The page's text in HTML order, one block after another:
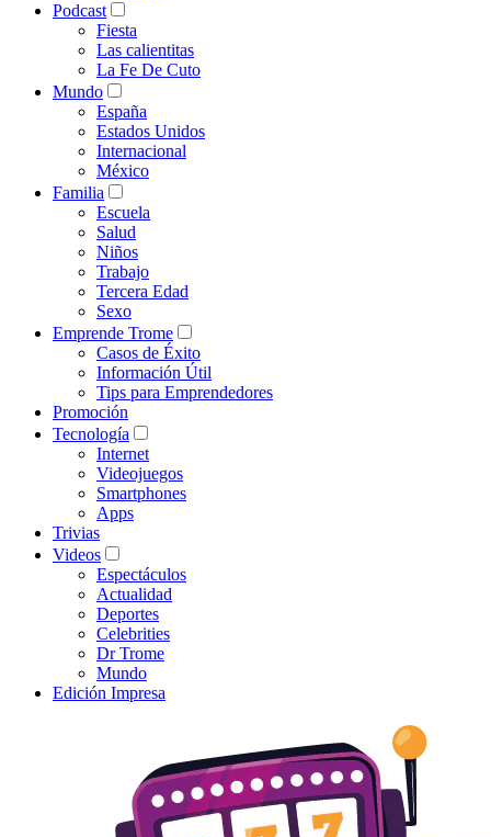
Podcast
Fiesta
Las calientitas
La Fe De Cuto
Mundo
España
Estados Unidos
Internacional
México
Familia
Escuela
Salud
Niños
Trabajo
Tercera Edad
Sexo
Emprende Trome
Casos de Éxito
Información Útil
Tips para Emprendedores
Promoción
Tecnología
Internet
Videojuegos
Smartphones
Apps
Trivias
Videos
Espectáculos
Actualidad
Deportes
Celebrities
Dr Trome
Mundo
Edición Impresa